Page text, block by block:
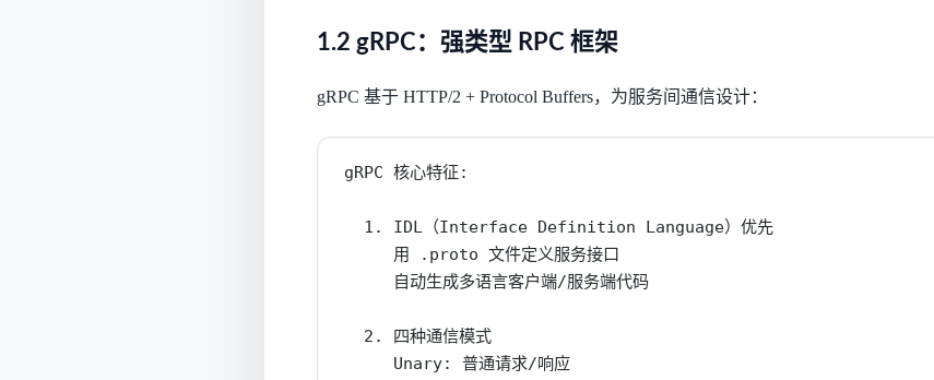
1.2 gRPC：强类型 RPC 框架
gRPC 基于 HTTP/2 + Protocol Buffers，为服务间通信设计：
gRPC 核心特征:
  1. IDL（Interface Definition Language）优先
     用 .proto 文件定义服务接口
     自动生成多语言客户端/服务端代码
  2. 四种通信模式
     Unary: 普通请求/响应